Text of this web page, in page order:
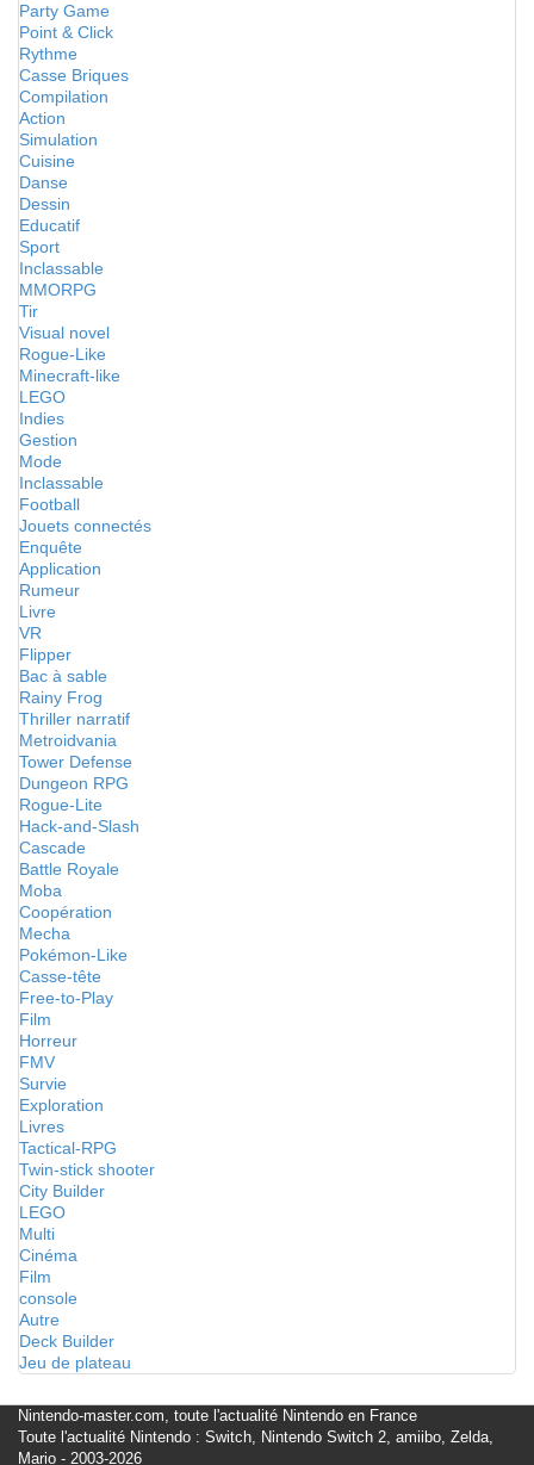
Party Game
Point & Click
Rythme
Casse Briques
Compilation
Action
Simulation
Cuisine
Danse
Dessin
Educatif
Sport
Inclassable
MMORPG
Tir
Visual novel
Rogue-Like
Minecraft-like
LEGO
Indies
Gestion
Mode
Inclassable
Football
Jouets connectés
Enquête
Application
Rumeur
Livre
VR
Flipper
Bac à sable
Rainy Frog
Thriller narratif
Metroidvania
Tower Defense
Dungeon RPG
Rogue-Lite
Hack-and-Slash
Cascade
Battle Royale
Moba
Coopération
Mecha
Pokémon-Like
Casse-tête
Free-to-Play
Film
Horreur
FMV
Survie
Exploration
Livres
Tactical-RPG
Twin-stick shooter
City Builder
LEGO
Multi
Cinéma
Film
console
Autre
Deck Builder
Jeu de plateau
Nintendo-master.com, toute l'actualité Nintendo en France
Toute l'actualité Nintendo : Switch, Nintendo Switch 2, amiibo, Zelda,
Mario - 2003-2026